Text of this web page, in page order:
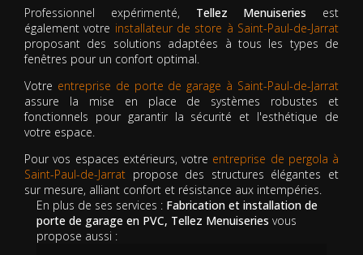
Professionnel expérimenté, Tellez Menuiseries est
également votre installateur de store à Saint-Paul-de-Jarrat
proposant des solutions adaptées à tous les types de
fenêtres pour un confort optimal.
Votre entreprise de porte de garage à Saint-Paul-de-Jarrat
assure la mise en place de systèmes robustes et
fonctionnels pour garantir la sécurité et l'esthétique de
votre espace.
Pour vos espaces extérieurs, votre entreprise de pergola à
Saint-Paul-de-Jarrat propose des structures élégantes et
sur mesure, alliant confort et résistance aux intempéries.
En plus de ses services : Fabrication et installation de
porte de garage en PVC, Tellez Menuiseries vous
propose aussi :